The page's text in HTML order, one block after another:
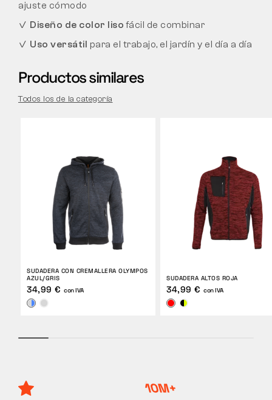
ajuste cómodo
✓ Diseño de color liso fácil de combinar
✓ Uso versátil para el trabajo, el jardín y el día a día
Productos similares
Todos los de la categoría
SUDADERA CON CREMALLERA OLYMPOS
AZUL/GRIS
34,99 € con IVA
SUDADERA ALTOS ROJA
34,99 € con IVA